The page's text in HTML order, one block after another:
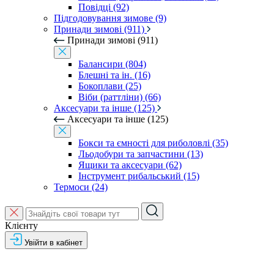
Повідці (92)
Підгодовування зимове (9)
Принади зимові (911)
Принади зимові (911)
Балансири (804)
Блешні та ін. (16)
Бокоплави (25)
Віби (раттліни) (66)
Аксесуари та інше (125)
Аксесуари та інше (125)
Бокси та ємності для риболовлі (35)
Льодобури та запчастини (13)
Ящики та аксесуари (62)
Інструмент рибальський (15)
Термоси (24)
Клієнту
Увійти в кабінет